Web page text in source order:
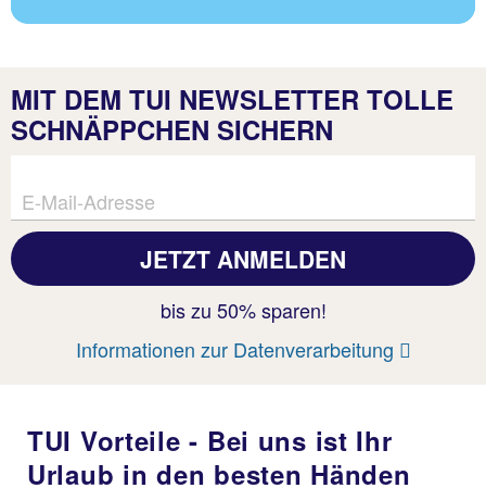
MIT DEM TUI NEWSLETTER TOLLE
SCHNÄPPCHEN SICHERN
E-Mail-Adresse
bis zu 50% sparen!
Informationen zur Datenverarbeitung
TUI Vorteile - Bei uns ist Ihr
Urlaub in den besten Händen